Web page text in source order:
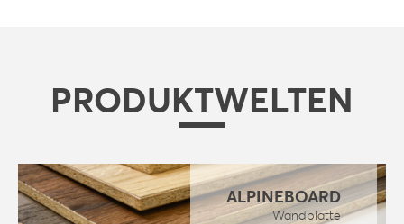
PRODUKTWELTEN
ALPINEBOARD
Wandplatte